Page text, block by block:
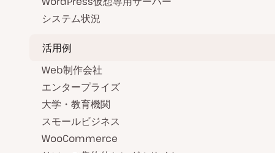
システム状況
活用例
Web制作会社
エンタープライズ
大学・教育機関
スモールビジネス
WooCommerce